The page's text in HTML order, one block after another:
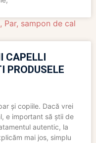
, Par, sampon de cal
CAPELLI
PRODUSELE
și copiile. Dacă vrei
e important să știi de
autentic, la
mai jos, simplu